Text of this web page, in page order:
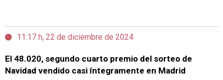
11:17 h, 22 de diciembre de 2024
El 48.020, segundo cuarto premio del sorteo de
Navidad vendido casi íntegramente en Madrid